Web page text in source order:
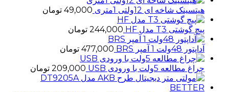
هیتسینک شاخه ای 12ولتی 1متری 49,000 تومان
پیچ گوشتی T3 مدل HF
244,000 تومان
آداپتور 48ولت 1 آمپر BRS
477,000 تومان
چراغ مطالعه 5ولت با ورودی USB
209,000 تومان